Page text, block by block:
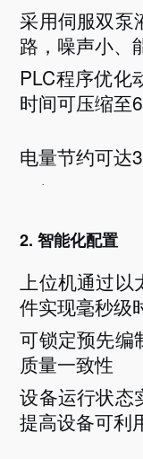
采用伺服双泵
路，噪声小、
PLC程序优化
时间可压缩至
电量节约可达
·
2. 智能化配置
上位机通过
件实现毫秒级
可锁定预先编
质量一致性
设备运行状态
提高设备可利